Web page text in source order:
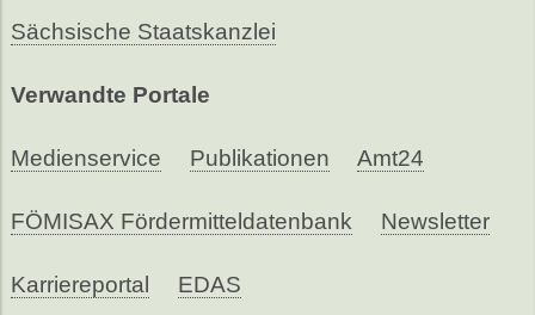
Sächsische Staatskanzlei
Verwandte Portale
Medienservice Publikationen Amt24
FÖMISAX Fördermitteldatenbank Newsletter
Karriereportal EDAS